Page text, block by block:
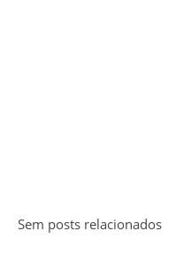
Sem posts relacionados